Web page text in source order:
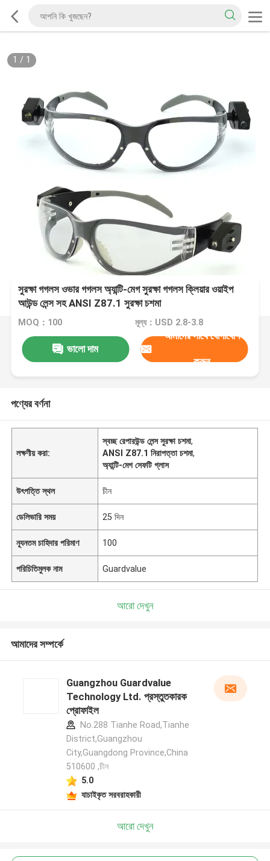
1 / 1
সুরক্ষা গগলস ওভার গগলস অ্যান্টি-মেগ সুরক্ষা গগলস ক্লিয়ার ওয়াইপ
আউন্ড লেন্স সহ ANSI Z87.1 সুরক্ষা চশমা
MOQ：100 মূল্য：USD 2.8-3.8
ভালো দাম
আমাদের সাথে যোগাযোগ
করুন
পণ্যের বর্ণনা
লক্ষণীয় করা:
স্বচ্ছ রেপারউন্ড লেন্স সুরক্ষা চশমা,
ANSI Z87.1 নিরাপত্তা চশমা,
অ্যান্টি-মেগ সেফটি গ্লাস
উৎপত্তি স্থল চীন
ডেলিভারি সময় 25 দিন
ন্যূনতম চাহিদার পরিমাণ 100
পরিচিতিমুলক নাম Guardvalue
আরো দেখুন
আমাদের সম্পর্কে
Guangzhou Guardvalue
Technology Ltd. প্রস্তুতকারক
প্রোফাইল
No.288 Tianhe Road,Tianhe
District,Guangzhou
City,Guangdong Province,China
510600 ,চীন
5.0
যাচাইকৃত সরবরাহকারী
আরো দেখুন